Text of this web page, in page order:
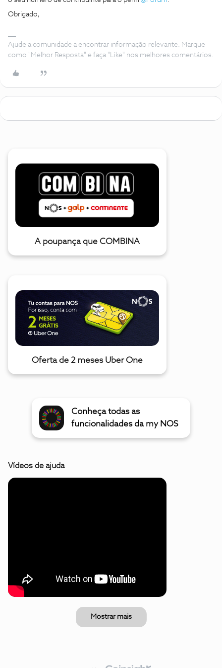
Obrigado,
Ajude a comunidade a encontrar informação relevante. Marque
como "Melhor Resposta" e faça "Like" nos melhores comentários.
A poupança que COMBINA
Oferta de 2 meses Uber One
Conheça todas as
funcionalidades da my NOS
Vídeos de ajuda
Mostrar mais